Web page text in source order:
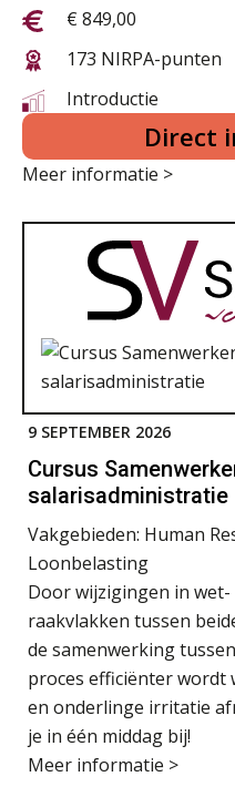
€ 849,00
173 NIRPA-punten
Introductie
Direct
Meer informatie >
9 SEPTEMBER 2026
Cursus
salarisadministratie
Vakgebieden: Human
Loonbelasting
Door wijzigingen in
raakvlakken tussen
de samenwerking
proces efficiënter wordt
en onderlinge irritatie
je in één middag bij!
Meer informatie >